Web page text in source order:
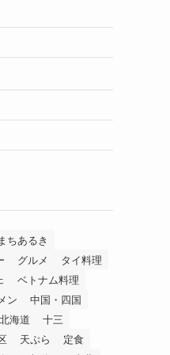
まちあるき
グルメ
タイ料理
ベトナム料理
ン
中国・四国
北海道
十三
天ぷら
定食